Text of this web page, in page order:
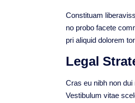
Constituam
no probo facete
pri aliquid dolorem
Legal
Cras eu nibh non
Vestibulum vitae